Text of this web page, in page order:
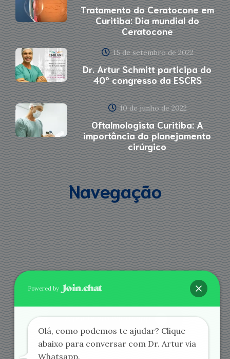
Tratamento do Ceratocone em
Curitiba: Dia mundial do
Ceratocone
15 de setembro de 2022
Dr. Artur Schmitt participa do
40º congresso da ESCRS
10 de junho de 2022
Oftalmologista Curitiba: A
importância do planejamento
cirúrgico
Navegação
Agende via Whatsapp
Powered by
Olá, como podemos te ajudar? Clique
abaixo para conversar com Dr. Artur via
Whatsapp.